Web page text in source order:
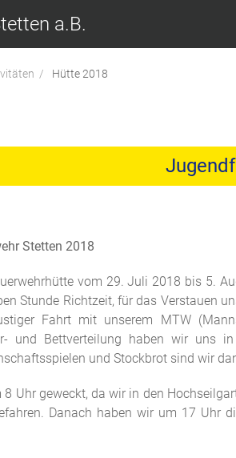
a.B.
Hütte 2018
Stetten 2018
vom 29. Juli 2018 bis 5.
Stunde Richtzeit, für das Verstauen
Fahrt mit unserem MTW
und Bettverteilung haben wir uns
und Stockbrot sind wir
Uhr geweckt, da wir in den
Danach haben wir um 17 Uhr